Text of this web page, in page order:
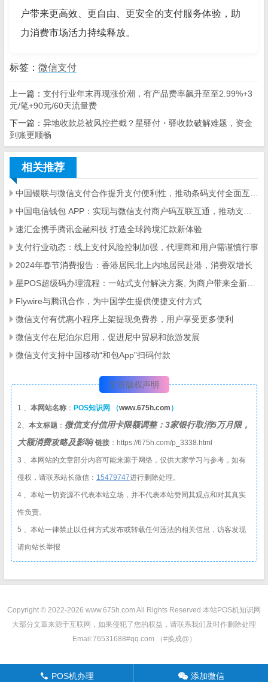
户带来更高效、更自由、更安全的支付服务体验，助
力消费市场活力持续释放。
标签： 微信支付
上一篇： 支付行业年末再现涨价潮，有产品费率飙升至至2.99%+3
元/笔+90元/60天流量费
下一篇： 异地收款总被风控拦截？星驿付・驿收款破解难题，资金
到账更顺畅
相关推荐
速汇金携手腾讯金融科技 打造全球跨境汇款新体验
支付行业动态：线上支付风险控制加强，代理商和用户需谨慎行事
2024年春节消费报告：香港居民北上内地居民赴港，消费双增长
Flywire与腾讯合作，为中国学生提供便捷支付方式
微信支付有优惠小程序上架提现免费券，用户享受更多便利
微信支付在尼泊尔启用，促进尼中贸易和旅游发展
微信支付支持中国移动“和包App”扫码付款
文章版权声明
1 、 本网站名称 ： POS知识网 （www.675h.com ）
2、 本文标题 ： 微信支付信用卡限额调整：3家银行取消5万月限，
大额消费攻略及影响链接 ：https://675h.com/p_3338.html
3 、本网站的文章部分内容可能来源于网络，仅供大家学习与参考，如有
侵权，请联系站长微信： 15479747进行删除处理。
4 、本站一切资源不代表本站立场，并不代表本站赞同其观点和对其真实
性负责。
5 、本站一律禁止以任何方式发布或转载任何违法的相关信息，访客发现
请向站长举报
Copyright © 2022-2026 www.675h.com All Rights Reserved.本站POS机知识网
大部分文章来源于互联网，如果侵犯了您的权益，请联系我们及时作删除处理
Email:76531688#qq.com （#换成@）
󦁁 POS机办理 󦘑 添加微信